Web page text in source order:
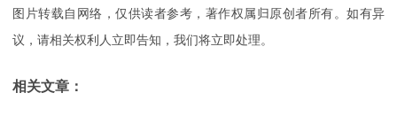
图片转载自网络，仅供读者参考，著作权属归原创者所有。如有异
议，请相关权利人立即告知，我们将立即处理。
相关文章：